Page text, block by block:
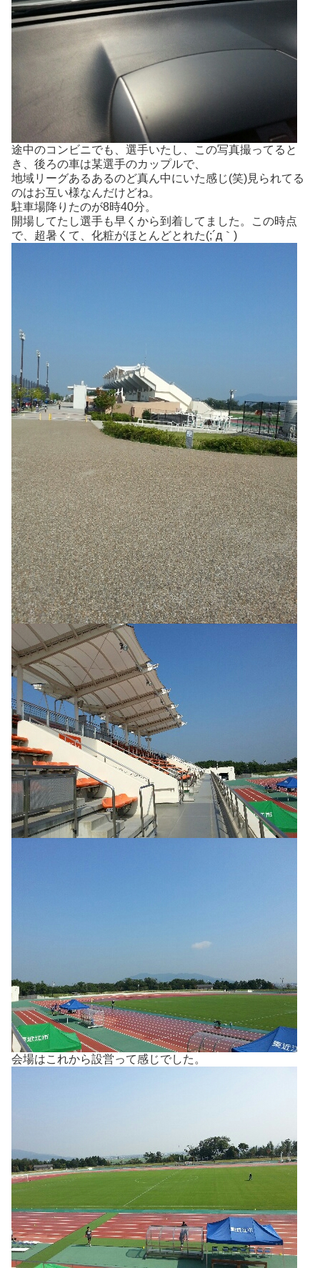
途中のコンビニでも、選手いたし、この写真撮ってると
き、後ろの車は某選手のカップルで、
地域リーグあるあるのど真ん中にいた感じ(笑)見られてる
のはお互い様なんだけどね。
駐車場降りたのが8時40分。
開場してたし選手も早くから到着してました。この時点
で、超暑くて、化粧がほとんどとれた(;´д｀)
会場はこれから設営って感じでした。